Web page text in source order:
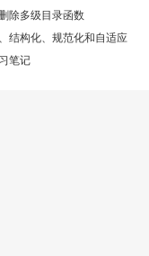
除多级目录函数
结构化、规范化和自适应
笔记